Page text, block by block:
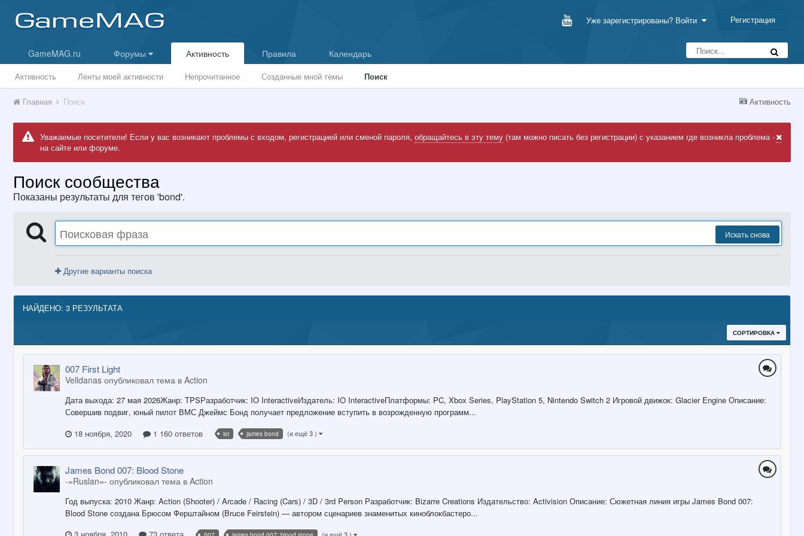
Уже зарегистрированы? Войти Регистрация
GameMAG.ru Форумы Активность
Активность Ленты моей активности Непрочитанное Созданные мной темы Поиск
Правила Календарь
Активность
Главная Поиск
Уважаемые посетители! Если у вас возникают проблемы с входом, регистрацией или сменой пароля, обращайтесь в эту тему(там можно писать без регистрации) с указанием где возникла проблема -
на сайте или форуме.
Поиск сообщества
Показаны результаты для тегов 'bond'.
Искать снова
Другие варианты поиска
НАЙДЕНО: 3 РЕЗУЛЬТАТА
СОРТИРОВКА
007 First Light
Velldanas опубликовал тема в Action
Дата выхода: 27 мая 2026Жанр: TPSРазработчик: IO InteractiveИздатель: IO InteractiveПлатформы: PC, Xbox Series, PlayStation 5, Nintendo Switch 2 Игровой движок: Glacier Engine Описание:
Совершив подвиг, юный пилот ВМС Джеймс Бонд получает предложение вступить в возрожденную программ...
18 ноября, 2020
1 160 ответов ioi james bond (и ещё 3 )
James Bond 007: Blood Stone
-=Ruslan=- опубликовал тема в Action
Год выпуска: 2010 Жанр: Action (Shooter) / Arcade / Racing (Cars) / 3D / 3rd Person Разработчик: Bizarre Creations Издательство: Activision Описание: Сюжетная линия игры James Bond 007:
Blood Stone создана Брюсом Ферштайном (Bruce Feirstein) — автором сценариев знаменитых киноблокбастеро...